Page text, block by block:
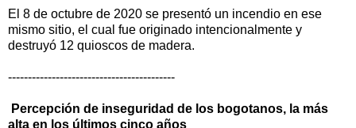
El 8 de octubre de 2020 se presentó un incendio en ese
mismo sitio, el cual fue originado intencionalmente y
destruyó 12 quioscos de madera.
------------------------------------------
Percepción de inseguridad de los bogotanos, la más
alta en los últimos cinco años